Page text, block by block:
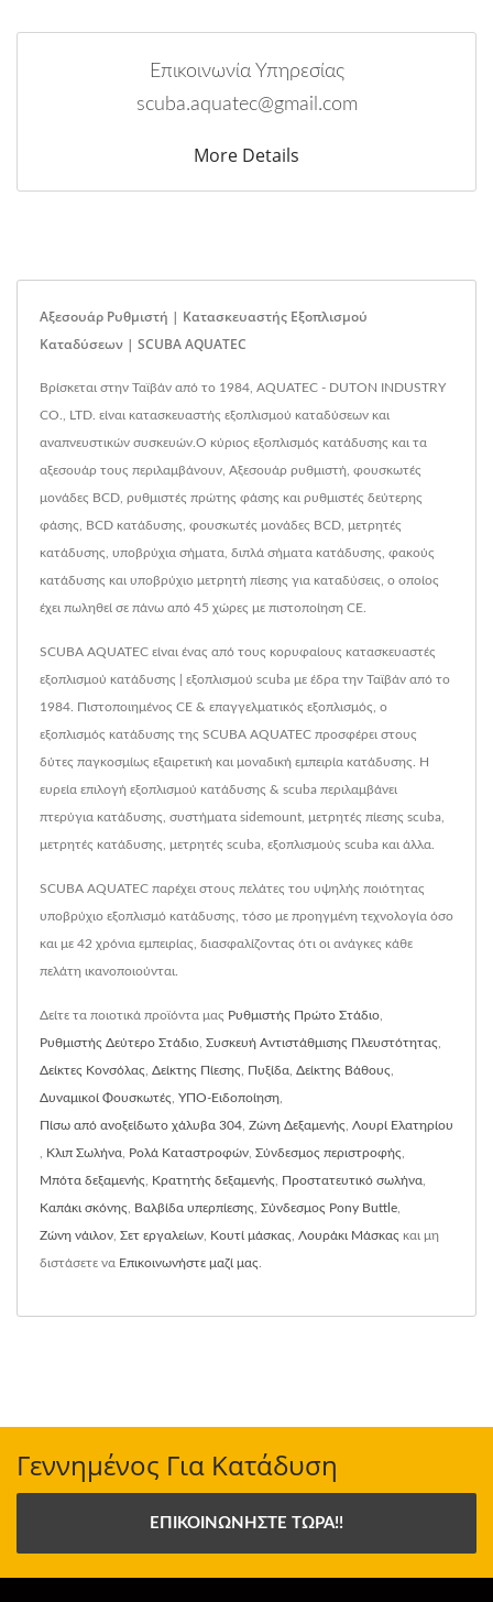
Επικοινωνία Υπηρεσίας
scuba.aquatec@gmail.com
More Details
Αξεσουάρ Ρυθμιστή | Κατασκευαστής Εξοπλισμού
Καταδύσεων | SCUBA AQUATEC
Βρίσκεται στην Ταϊβάν από το 1984, AQUATEC - DUTON INDUSTRY
CO., LTD. είναι κατασκευαστής εξοπλισμού καταδύσεων και
αναπνευστικών συσκευών.Ο κύριος εξοπλισμός κατάδυσης και τα
αξεσουάρ τους περιλαμβάνουν, Αξεσουάρ ρυθμιστή, φουσκωτές
μονάδες BCD, ρυθμιστές πρώτης φάσης και ρυθμιστές δεύτερης
φάσης, BCD κατάδυσης, φουσκωτές μονάδες BCD, μετρητές
κατάδυσης, υποβρύχια σήματα, διπλά σήματα κατάδυσης, φακούς
κατάδυσης και υποβρύχιο μετρητή πίεσης για καταδύσεις, ο οποίος
έχει πωληθεί σε πάνω από 45 χώρες με πιστοποίηση CE.
SCUBA AQUATEC είναι ένας από τους κορυφαίους κατασκευαστές
εξοπλισμού κατάδυσης | εξοπλισμού scuba με έδρα την Ταϊβάν από το
1984. Πιστοποιημένος CE & επαγγελματικός εξοπλισμός, ο
εξοπλισμός κατάδυσης της SCUBA AQUATEC προσφέρει στους
δύτες παγκοσμίως εξαιρετική και μοναδική εμπειρία κατάδυσης. Η
ευρεία επιλογή εξοπλισμού κατάδυσης & scuba περιλαμβάνει
πτερύγια κατάδυσης, συστήματα sidemount, μετρητές πίεσης scuba,
μετρητές κατάδυσης, μετρητές scuba, εξοπλισμούς scuba και άλλα.
SCUBA AQUATEC παρέχει στους πελάτες του υψηλής ποιότητας
υποβρύχιο εξοπλισμό κατάδυσης, τόσο με προηγμένη τεχνολογία όσο
και με 42 χρόνια εμπειρίας, διασφαλίζοντας ότι οι ανάγκες κάθε
πελάτη ικανοποιούνται.
Δείτε τα ποιοτικά προϊόντα μας Ρυθμιστής Πρώτο Στάδιο
Ρυθμιστής Δεύτερο Στάδιο Συσκευή Αντιστάθμισης Πλευστότητας
Δείκτες Κονσόλας Δείκτης Πίεσης Πυξίδα Δείκτης Βάθους
Δυναμικοί Φουσκωτές ΥΠΟ-Ειδοποίηση
Πίσω από ανοξείδωτο χάλυβα 304 Ζώνη Δεξαμενής Λουρί Ελατηρίου
Κλιπ Σωλήνα Ρολά Καταστροφών Σύνδεσμος περιστροφής
Μπότα δεξαμενής Κρατητής δεξαμενής Προστατευτικό σωλήνα
Καπάκι σκόνης Βαλβίδα υπερπίεσης Σύνδεσμος Pony Buttle
Ζώνη νάιλον Σετ εργαλείων Κουτί μάσκας Λουράκι Μάσκας και μη
διστάσετε να Επικοινωνήστε μαζί μας
Γεννημένος Για Κατάδυση
ΕΠΙΚΟΙΝΩΝΉΣΤΕ ΤΏΡΑ!!